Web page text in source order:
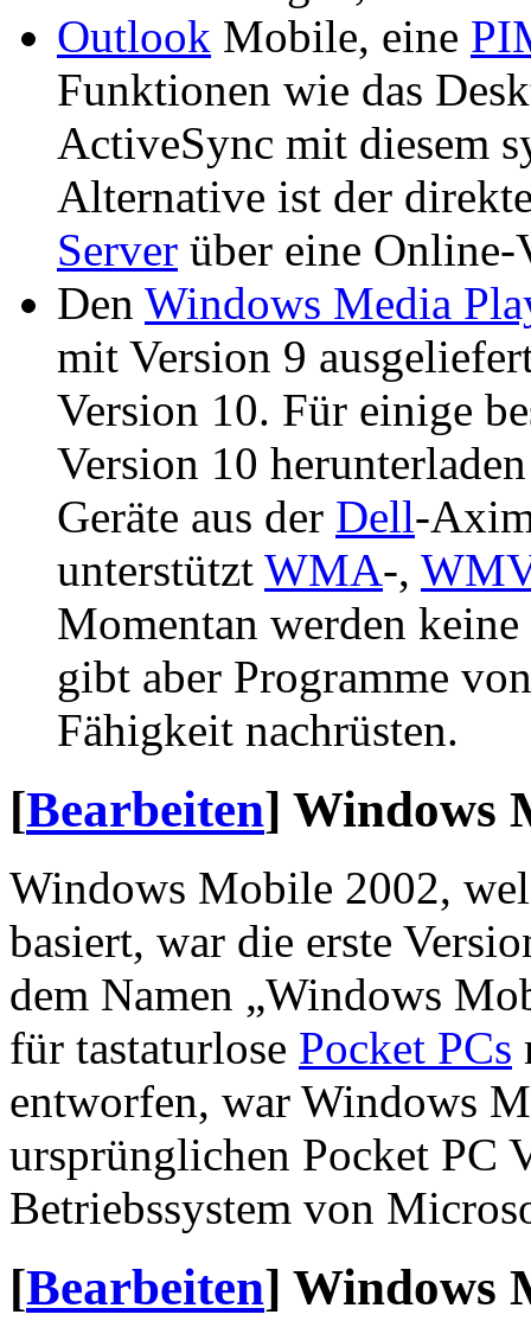
Outlook Mobile, eine
Funktionen wie das
ActiveSync mit diesem
Alternative ist der
Server über eine
Den Windows Media
mit Version 9
Version 10. Für einige
Version 10
Geräte aus der Dell-
unterstützt WMA-,
Momentan werden keine
gibt aber Programme
Fähigkeit nachrüsten.
[Bearbeiten] Windows
Windows Mobile 2002,
basiert, war die erste
dem Namen „Windows
für tastaturlose Pocket PCs
entworfen, war Windows
ursprünglichen Pocket PC
Betriebssystem von
[Bearbeiten] Windows